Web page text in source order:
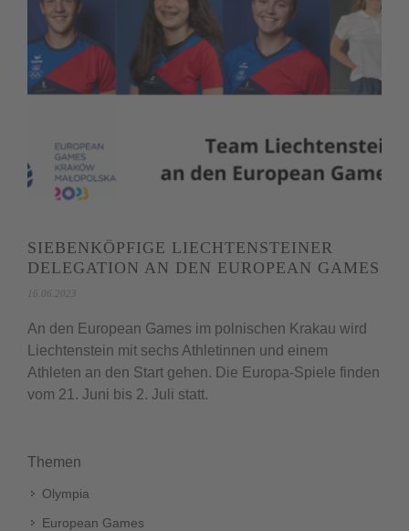
SIEBENKÖPFIGE LIECHTENSTEINER
DELEGATION AN DEN EUROPEAN GAMES
16.06.2023
An den European Games im polnischen Krakau wird
Liechtenstein mit sechs Athletinnen und einem
Athleten an den Start gehen. Die Europa-Spiele finden
vom 21. Juni bis 2. Juli statt.
Themen
Olympia
European Games